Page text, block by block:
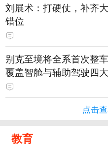
刘展术：打硬仗，补齐
错位
别克至境将全系首次整
覆盖智舱与辅助驾驶四
点击
教育